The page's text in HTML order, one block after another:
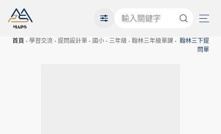
首頁 學習交流 提問設計單 國小 三年級 翰林三年級單課
翰林三下提
問單